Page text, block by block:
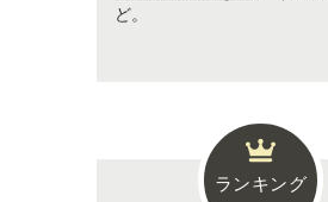
ど。
ランキング